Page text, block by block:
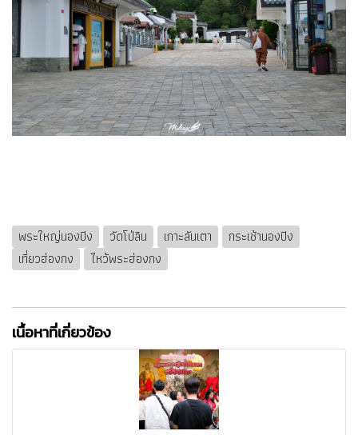
พระใหญ่นองปิง วัดโป่ลิน เกาะลันเตา
กระเช้านองปิง
เที่ยวฮ่องกง
ไหว้พระฮ่องกง
เนื้อหาที่เกี่ยวข้อง